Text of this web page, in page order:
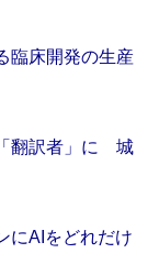
臨床開発の生産
翻訳者」に 城
にAIをどれだけ